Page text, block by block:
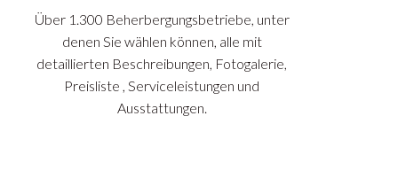
Über 1.300 Beherbergungsbetriebe, unter
denen Sie wählen können, alle mit
detaillierten Beschreibungen, Fotogalerie,
Preisliste , Serviceleistungen und
Ausstattungen.